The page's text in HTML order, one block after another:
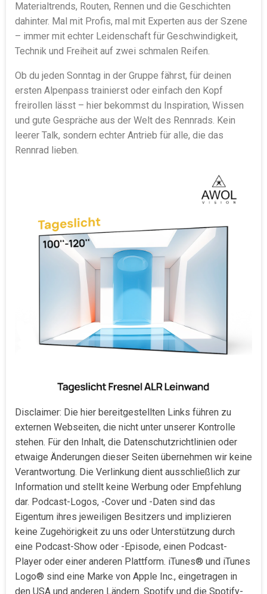
Materialtrends, Routen, Rennen und die Geschichten
dahinter. Mal mit Profis, mal mit Experten aus der Szene
– immer mit echter Leidenschaft für Geschwindigkeit,
Technik und Freiheit auf zwei schmalen Reifen.
Ob du jeden Sonntag in der Gruppe fährst, für deinen
ersten Alpenpass trainierst oder einfach den Kopf
freirollen lässt – hier bekommst du Inspiration, Wissen
und gute Gespräche aus der Welt des Rennrads. Kein
leerer Talk, sondern echter Antrieb für alle, die das
Rennrad lieben.
Disclaimer: Die hier bereitgestellten Links führen zu
externen Webseiten, die nicht unter unserer Kontrolle
stehen. Für den Inhalt, die Datenschutzrichtlinien oder
etwaige Änderungen dieser Seiten übernehmen wir keine
Verantwortung. Die Verlinkung dient ausschließlich zur
Information und stellt keine Werbung oder Empfehlung
dar. Podcast-Logos, -Cover und -Daten sind das
Eigentum ihres jeweiligen Besitzers und implizieren
keine Zugehörigkeit zu uns oder Unterstützung durch
eine Podcast-Show oder -Episode, einen Podcast-
Player oder einer anderen Plattform. iTunes® und iTunes
Logo® sind eine Marke von Apple Inc., eingetragen in
den USA und anderen Ländern. Spotify und die Spotify-